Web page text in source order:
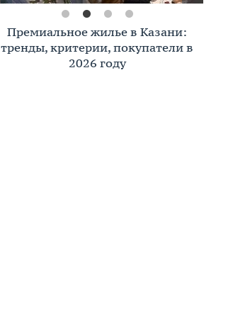
Премиальное жилье в Казани:
тренды, критерии, покупатели в
2026 году